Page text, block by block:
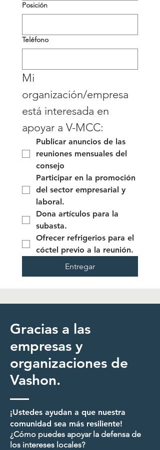
Posición
Teléfono
Mi
organización/empresa
está interesada en
apoyar a V-MCC:
Publicar anuncios de las
reuniones mensuales del
consejo
Participar en la promoción
del sector empresarial y
laboral.
Dona artículos para la
subasta.
Ofrecer refrigerios para el
cóctel previo a la reunión.
Entregar
Gracias a las
empresas y
organizaciones de
Vashon.
¡Ustedes ayudan a que nuestra
comunidad sea más resiliente!
¿Cómo puedes apoyar la defensa de
los intereses locales?